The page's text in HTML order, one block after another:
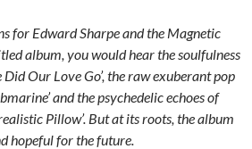
for Edward Sharpe and the Magnetic
album, you would hear the soulfulness
Did Our Love Go’, the raw exuberant pop
and the psychedelic echoes of
Pillow’. But at its roots, the album
hopeful for the future.